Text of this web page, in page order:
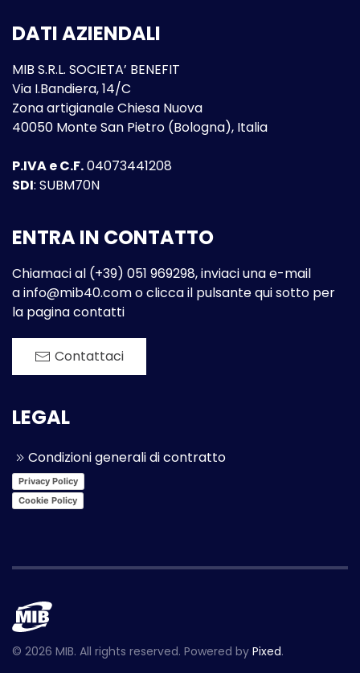
DATI AZIENDALI
MIB S.R.L. SOCIETA’ BENEFIT
Via I.Bandiera, 14/C
Zona artigianale Chiesa Nuova
40050 Monte San Pietro (Bologna), Italia
P.IVA e C.F.04073441208
SDI: SUBM70N
ENTRA IN CONTATTO
Chiamaci al (+39) 051 969298, inviaci una e-mail
ainfo@mib40.como clicca il pulsante qui sotto per
la pagina contatti
Contattaci
LEGAL
Condizioni generali di contratto
Privacy Policy
Cookie Policy
© 2026 MIB. All rights reserved. Powered by Pixed.